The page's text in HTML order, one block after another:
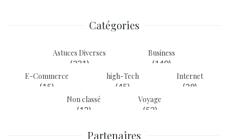
Catégories
Astuces Diverses
(221)
Business
(140)
E-Commerce
(15)
high-Tech
(45)
Internet
(29)
Non classé
(12)
Voyage
(52)
Partenaires